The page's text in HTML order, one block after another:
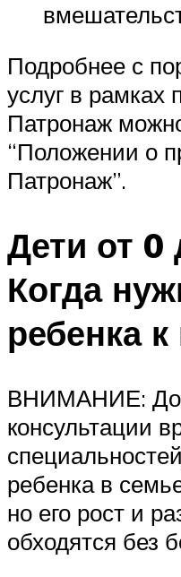
Подробнее с
услуг в рамках
Патронаж
“Положении о
Патронаж”.
Дети от 0
Когда
ребенка к
ВНИМАНИЕ:
консультации
ребенка в
но его рост и
обходятся без